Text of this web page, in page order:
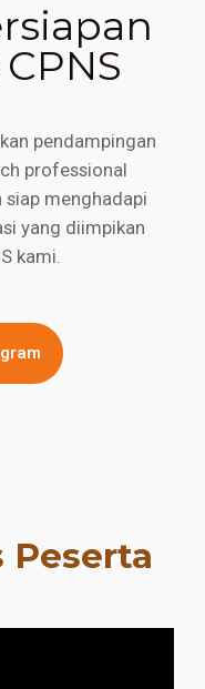
pendampingan
professional
siap menghadapi
yang diimpikan
kami.
Peserta